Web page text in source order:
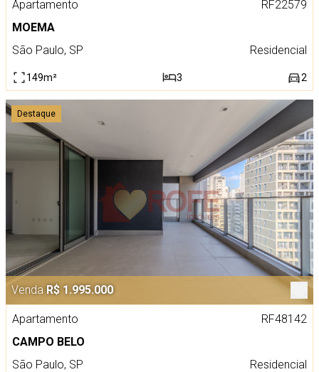
Apartamento
RF22579
MOEMA
São Paulo, SP
Residencial
149m² 3 2
Destaque
Venda R$ 1.995.000
Apartamento
RF48142
CAMPO BELO
São Paulo, SP
Residencial